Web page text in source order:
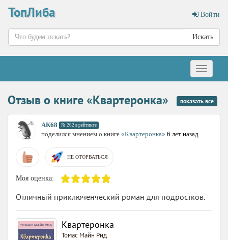
ТопЛиба Войти
Искать
Меню
Отзыв о книге «Квартеронка» показать все
АК68 № 262 в рейтинге
поделился мнением о книге «Квартеронка» 6 лет назад
НЕ ОТОРВАТЬСЯ
Моя оценка:
Отличный приключенческий роман для подростков.
Квартеронка
Томас Майн Рид